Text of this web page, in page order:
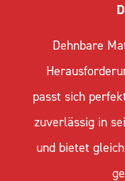
Dehnbare
passt sich
zuverlässig in
und bietet